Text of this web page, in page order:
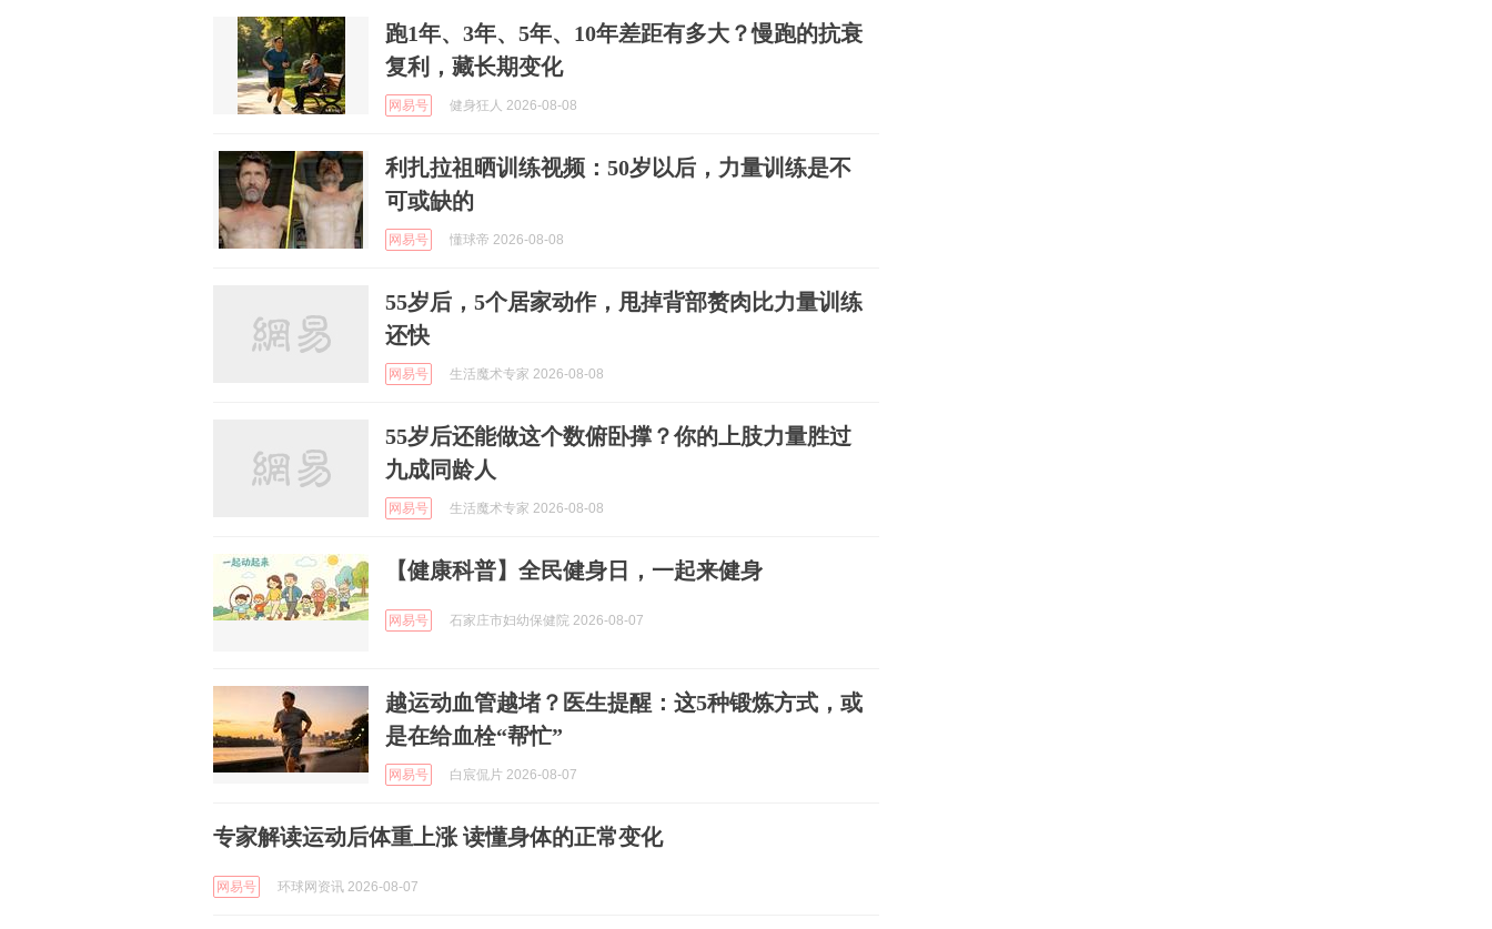
跑1年、3年、5年、10年差距有多大？慢跑的抗衰
复利，藏长期变化
网易号 健身狂人 2026-08-08
利扎拉祖晒训练视频：50岁以后，力量训练是不
可或缺的
网易号 懂球帝 2026-08-08
55岁后，5个居家动作，甩掉背部赘肉比力量训练
还快
网易号 生活魔术专家 2026-08-08
55岁后还能做这个数俯卧撑？你的上肢力量胜过
九成同龄人
网易号 生活魔术专家 2026-08-08
【健康科普】全民健身日，一起来健身
网易号 石家庄市妇幼保健院 2026-08-07
越运动血管越堵？医生提醒：这5种锻炼方式，或
是在给血栓“帮忙”
网易号 白宸侃片 2026-08-07
专家解读运动后体重上涨 读懂身体的正常变化
网易号 环球网资讯 2026-08-07